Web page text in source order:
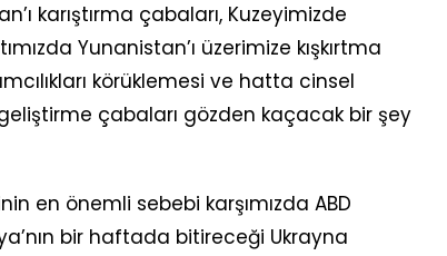
karıştırma çabaları, Kuzeyimizde
Yunanistan’ı üzerimize kışkırtma
körüklemesi ve hatta cinsel
çabaları gözden kaçacak bir şey
en önemli sebebi karşımızda ABD
bir haftada bitireceği Ukrayna